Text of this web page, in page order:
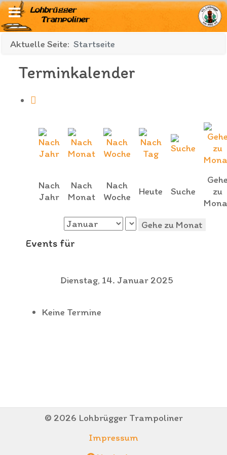
Aktuelle Seite: Startseite
Terminkalender
Nach
Jahr
Nach
Monat
Nach
Woche
Heute Suche
zu
Gehe zu Monat
Events für
Dienstag, 14. Januar 2025
Keine Termine
© 2026 Lohbrügger Trampoliner
Impressum